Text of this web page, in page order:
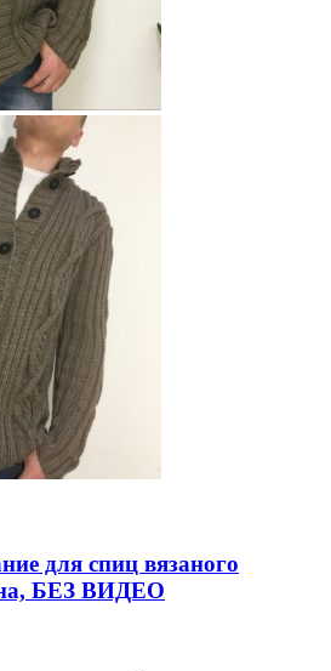
для спиц вязаного
БЕЗ ВИДЕО